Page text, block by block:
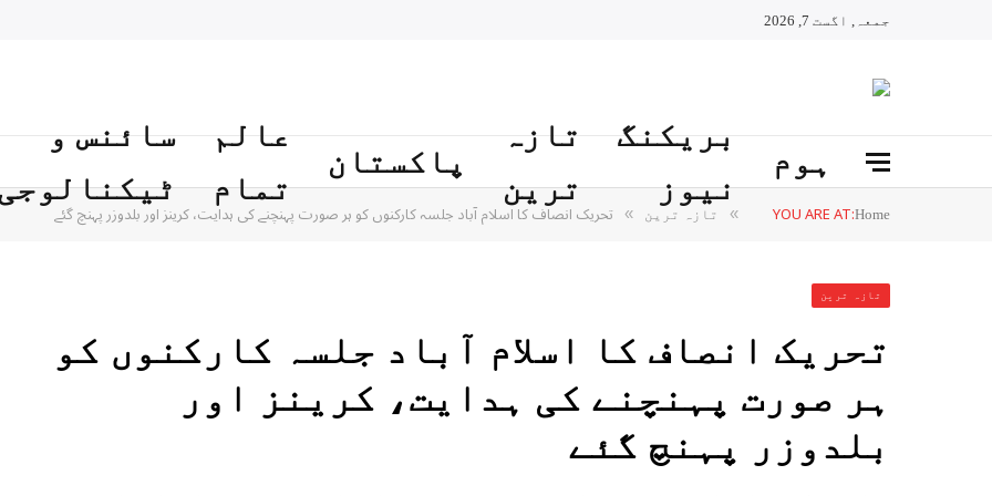
جمعہ, اگست 7, 2026
ہوم
بریکنگ
نیوز
تازہ
ترین
پاکستان
عالم
تمام
سائنس و
YOU ARE AT:Home
» تازہ ترین » تحریک انصاف کا اسلام آباد جلسہ کارکنوں کو ہر صورت پہنچنے کی ہدایت، کرینز اور بلدوزر پہنچ گئے
تازہ ترین
تحریک انصاف کا اسلام آباد جلسہ کارکنوں کو
ہر صورت پہنچنے کی ہدایت، کرینز اور
بلدوزر پہنچ گئے